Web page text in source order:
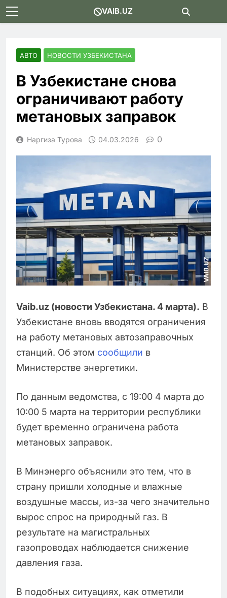
Skip
to
VAIB.UZ
АВТО НОВОСТИ УЗБЕКИСТАНА
В Узбекистане снова
ограничивают работу
метановых заправок
Наргиза Турова 04.03.2026 0
Vaib.uz (новости Узбекистана. 4 марта). В
Узбекистане вновь вводятся ограничения
на работу метановых автозаправочных
станций. Об этом сообщили в
Министерстве энергетики.
По данным ведомства, с 19:00 4 марта до
10:00 5 марта на территории республики
будет временно ограничена работа
метановых заправок.
В Минэнерго объяснили это тем, что в
страну пришли холодные и влажные
воздушные массы, из-за чего значительно
вырос спрос на природный газ. В
результате на магистральных
газопроводах наблюдается снижение
давления газа.
В подобных ситуациях, как отметили